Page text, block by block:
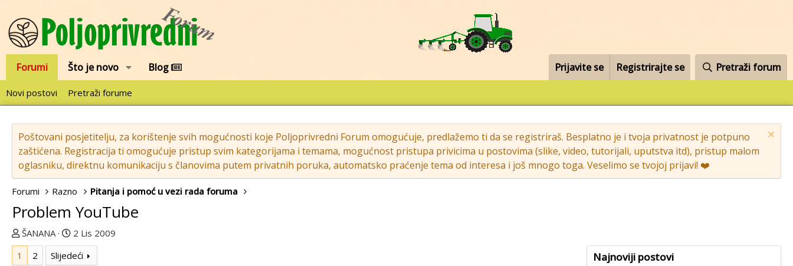
Forumi Što je novo Blog Prijavite se Registrirajte se Pretraži forum
Novi postovi Pretraži forume
Poštovani posjetitelju, za korištenje svih mogućnosti koje Poljoprivredni Forum omogućuje, predlažemo ti da se registriraš. Besplatno je i tvoja privatnost je potpuno
zaštićena. Registracija ti omogućuje pristup svim kategorijama i temama, mogućnost pristupa privicima u postovima (slike, video, tutorijali, uputstva itd), pristup malom
oglasniku, direktnu komunikaciju s članovima putem privatnih poruka, automatsko praćenje tema od interesa i još mnogo toga. Veselimo se tvojoj prijavi! ❤️
Forumi Razno Pitanja i pomoć u vezi rada foruma
Problem YouTube
T
e
ŠANANA
D
a
t
2 Lis 2009
1
2 Slijedeći Najnoviji postovi